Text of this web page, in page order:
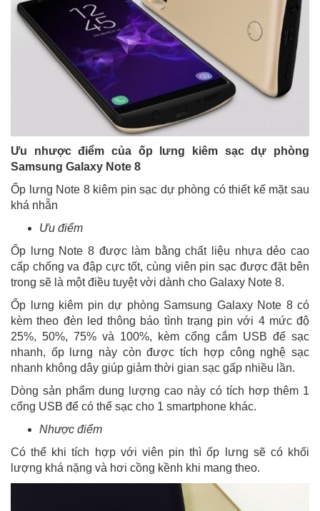
Ưu nhược điểm của ốp lưng kiêm sạc dự phòng
Samsung Galaxy Note 8
Ốp lưng Note 8 kiêm pin sạc dự phòng có thiết kế mặt sau
khá nhẵn
Ưu điểm
Ốp lưng Note 8 được làm bằng chất liệu nhựa dẻo cao
cấp chống va đập cực tốt, cùng viên pin sạc được đặt bên
trong sẽ là một điều tuyệt vời dành cho Galaxy Note 8.
Ốp lưng kiêm pin dự phòng Samsung Galaxy Note 8 có
kèm theo đèn led thông báo tình trạng pin với 4 mức độ
25%, 50%, 75% và 100%, kèm cổng cắm USB để sạc
nhanh, ốp lưng này còn được tích hợp công nghệ sạc
nhanh không dây giúp giảm thời gian sạc gấp nhiều lần.
Dòng sản phẩm dung lượng cao này có tích hơp thêm 1
cổng USB để có thể sạc cho 1 smartphone khác.
Nhược điểm
Có thể khi tích hợp với viên pin thì ốp lưng sẽ có khối
lượng khá nặng và hơi cồng kềnh khi mang theo.